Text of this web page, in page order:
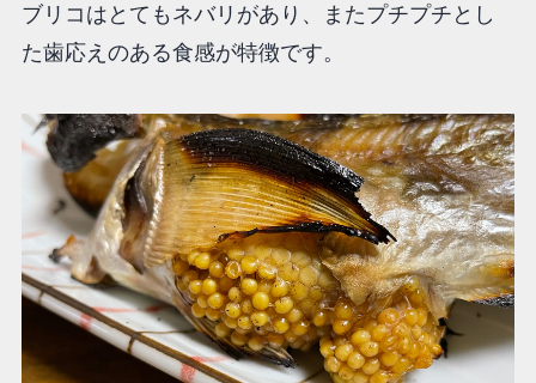
ブリコはとてもネバリがあり、またプチプチとし
た歯応えのある食感が特徴です。